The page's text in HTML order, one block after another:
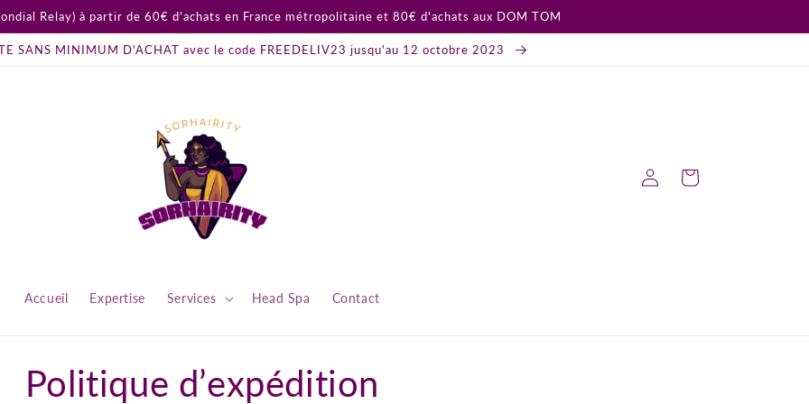
Relay) à partir de 60€ d'achats en France métropolitaine et 80€ d'achats aux DOM TOM
SANS MINIMUM D'ACHAT avec le code FREEDELIV23 jusqu'au 12 octobre 2023
Accueil Expertise Services Head Spa Contact
Connexion Panier
Politique d’expédition